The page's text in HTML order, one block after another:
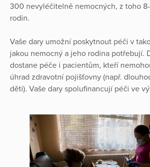
300 nevyléčitelně nemocných, z toho
rodin.
Vaše dary umožní poskytnout péči v
jakou nemocný a jeho rodina potřebují.
dostane péče i pacientům, kteří
úhrad zdravotní pojišťovny (např.
děti). Vaše dary spolufinancují péči ve